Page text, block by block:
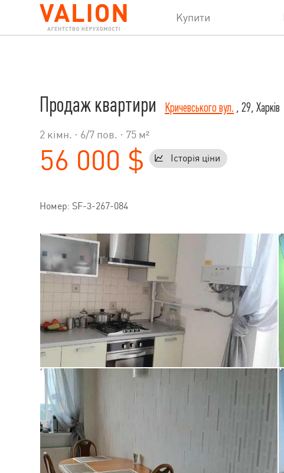
Купити
Продаж квартири Кричевського вул. , 29, Харків
2 кімн. · 6/7 пов. · 75 м²
56 000 $ Історія ціни
Номер: SF-3-267-084